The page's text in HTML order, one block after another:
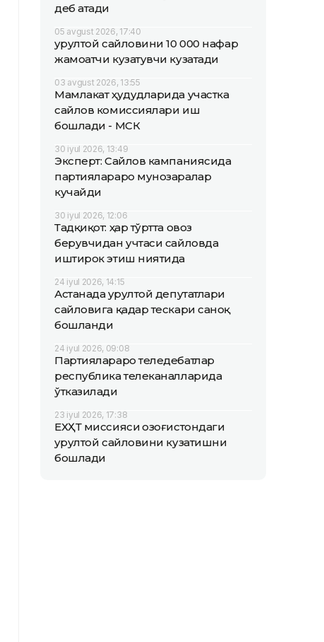
деб атади
05 avgust 2026, 17:40
Қурултой сайловини 10 000 нафар
жамоатчи кузатувчи кузатади
03 avgust 2026, 13:55
Мамлакат ҳудудларида участка
сайлов комиссиялари иш
бошлади - МСК
30 iyul 2026, 13:49
Эксперт: Сайлов кампаниясида
партиялараро мунозаралар
кучайди
30 iyul 2026, 12:06
Тадқиқот: ҳар тўртта овоз
берувчидан учтаси сайловда
иштирок этиш ниятида
24 iyul 2026, 14:15
Астанада Қурултой депутатлари
сайловига қадар тескари саноқ
бошланди
24 iyul 2026, 09:08
Партиялараро теледебатлар
республика телеканалларида
ўтказилади
23 iyul 2026, 17:38
ЕХҲТ миссияси Қозоғистондаги
Қурултой сайловини кузатишни
бошлади